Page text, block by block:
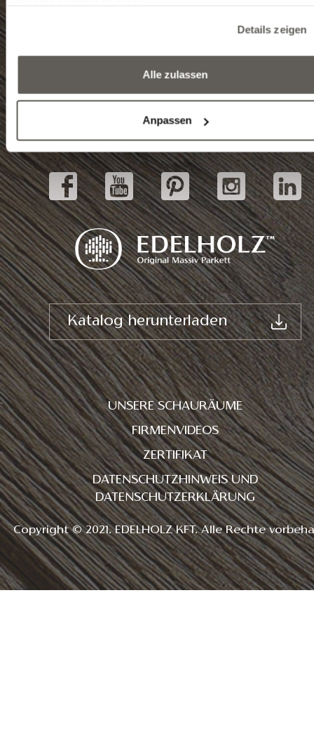
Details zeigen
Alle zulassen
Anpassen
Katalog herunterladen
UNSERE SCHAURÄUME
FIRMENVIDEOS
ZERTIFIKAT
DATENSCHUTZHINWEIS UND
DATENSCHUTZERKLÄRUNG
Copyright © 2021. EDELHOLZ KFT. Alle Rechte